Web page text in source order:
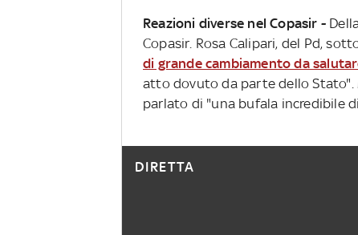
Reazioni diverse nel Copasir -
Copasir. Rosa Calipari, del Pd,
di grande cambiamento da
atto dovuto da parte dello Stato".
parlato di "una bufala incredibile
DIRETTA